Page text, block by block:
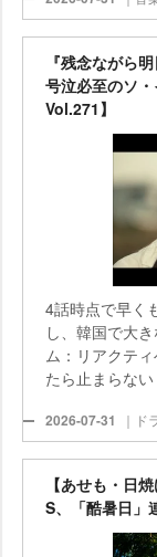
『残念ながら
号泣必至のソ
Vol.271】
4話時点で早く
し、韓国で大
ム：リアクテ
たら止まらな
2026-07-31 ｜ド
【あせも・日
S、「酷暑日」